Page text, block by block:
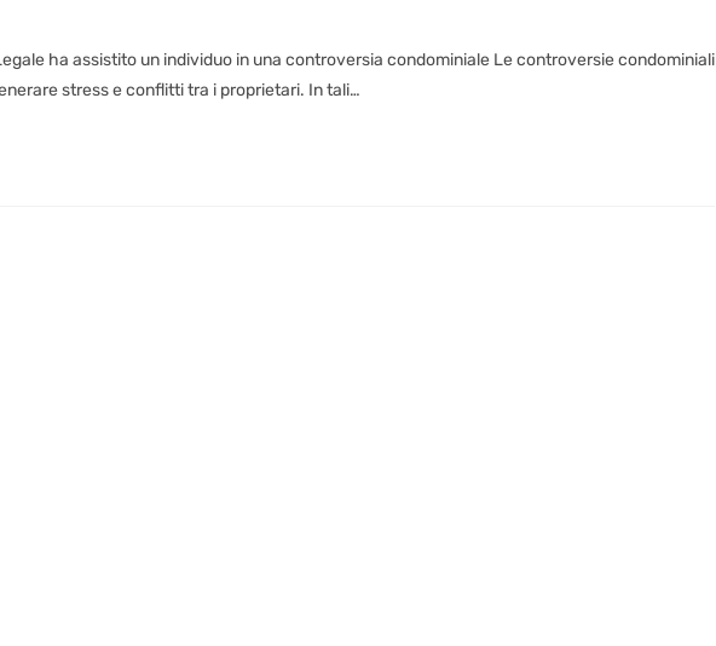
ha assistito un individuo in una controversia condominiale Le controversie condominiali
stress e conflitti tra i proprietari. In tali…